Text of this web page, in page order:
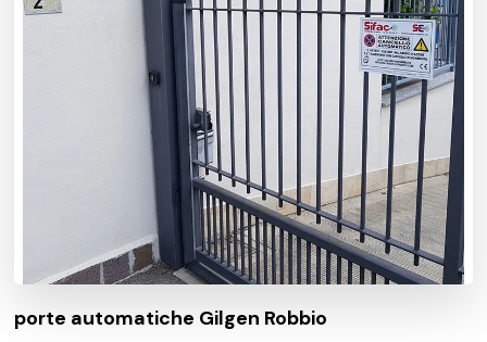
porte automatiche Gilgen Robbio